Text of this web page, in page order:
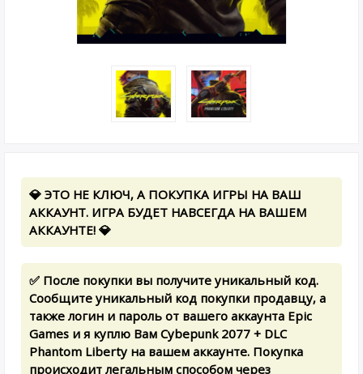
💎 ЭТО НЕ КЛЮЧ, А ПОКУПКА ИГРЫ НА ВАШ
АККАУНТ. ИГРА БУДЕТ НАВСЕГДА НА ВАШЕМ
АККАУНТЕ! 💎
✅ После покупки вы получите уникальный код.
Сообщите уникальный код покупки продавцу, а
также логин и пароль от вашего аккаунта Epic
Games и я куплю Вам Cybepunk 2077 + DLC
Phantom Liberty на вашем аккаунте. Покупка
происходит легальным способом через